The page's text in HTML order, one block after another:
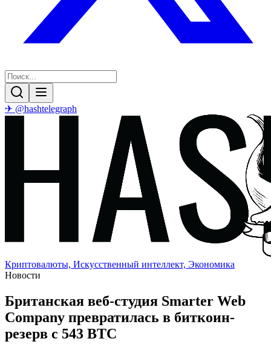
✈ @hashtelegraph
Криптовалюты, Искусственный интеллект, Экономика
Новости
Британская веб-студия Smarter Web
Company превратилась в биткоин-
резерв с 543 BTC